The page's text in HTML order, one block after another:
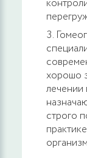
хорошо
лечении
строго